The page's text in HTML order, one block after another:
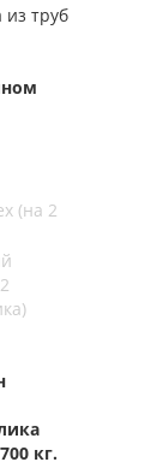
из труб
(на 2
кг.